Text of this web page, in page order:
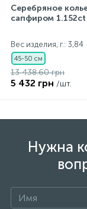
Серебряное
сапфиром 1.152ct
Вес изделия, г.: 3,84
45-50 см
13 438.60 грн
5 432 грн /шт.
Нужна